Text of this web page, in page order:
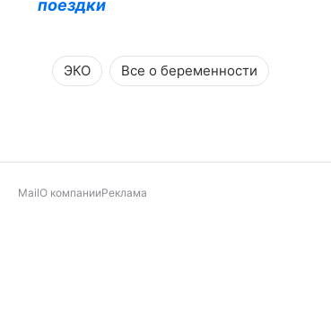
поездки
ЭКО Все о беременности
MailО компанииРеклама